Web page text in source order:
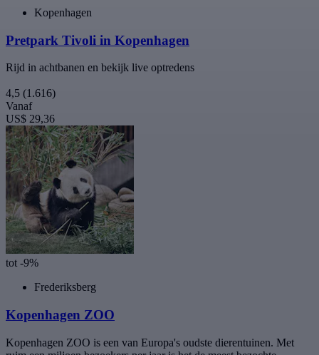
Kopenhagen
Pretpark Tivoli in Kopenhagen
Rijd in achtbanen en bekijk live optredens
4,5 (1.616)
Vanaf
US$ 29,36
tot -9%
Frederiksberg
Kopenhagen ZOO
Kopenhagen ZOO is een van Europa's oudste dierentuinen. Met